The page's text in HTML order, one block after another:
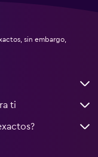
sin embargo,
ti